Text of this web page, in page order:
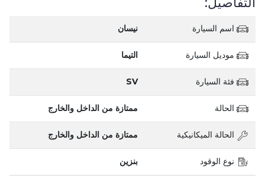
اسم السيارة نيسان
موديل السيارة التيما
فئة السيارة SV
الحالة ممتازة من الداخل والخارج
الحالة الميكانيكية ممتازة من الداخل والخارج
نوع الوقود بنزين